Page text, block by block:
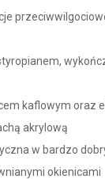
kaflowym oraz
akrylową
w bardzo
okienicami